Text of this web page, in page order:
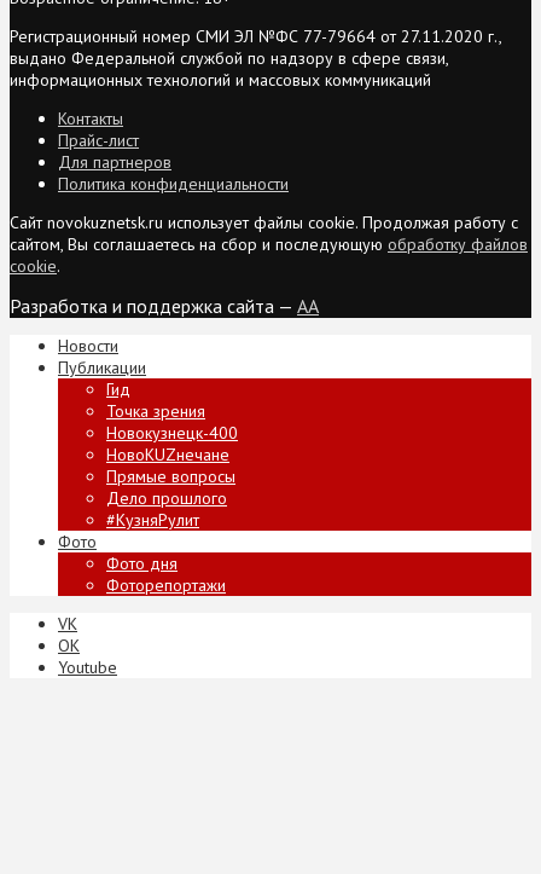
Регистрационный номер СМИ ЭЛ №ФС 77-79664 от 27.11.2020 г.,
выдано Федеральной службой по надзору в сфере связи,
информационных технологий и массовых коммуникаций
Контакты
Прайс-лист
Для партнеров
Политика конфиденциальности
Сайт novokuznetsk.ru использует файлы cookie. Продолжая работу с
сайтом, Вы соглашаетесь на сбор и последующую обработку файлов
cookie.
Разработка и поддержка сайта — AA
Новости
Публикации
Гид
Точка зрения
Новокузнецк-400
НовоKUZнечане
Прямые вопросы
Дело прошлого
#КузняРулит
Фото
Фото дня
Фоторепортажи
VK
ОК
Youtube